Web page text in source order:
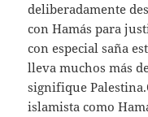
deliberadamente
con Hamás para
con especial saña
lleva muchos más
signifique
islamista como